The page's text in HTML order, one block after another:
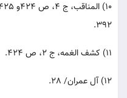
392.
11) کشف الغمه، ج 2، ص 424.
12) آل عمران/ 28.